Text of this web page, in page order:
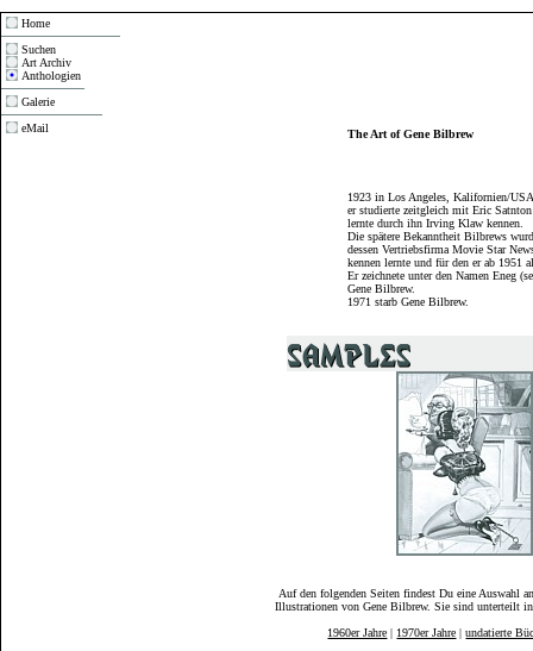
Home
Suchen
Art Archiv
Anthologien
Galerie
eMail
The Art of Gene Bilbrew
1923 in Los Angeles, Kalifornien/
er studierte zeitgleich mit Eric
lernte durch ihn Irving Klaw kennen.
Die spätere Bekanntheit Bilbrews
dessen Vertriebsfirma Movie Star
kennen lernte und für den er ab 1951
Er zeichnete unter den Namen Eneg
Gene Bilbrew.
1971 starb Gene Bilbrew.
Auf den folgenden Seiten findest Du eine Auswahl
Illustrationen von Gene Bilbrew. Sie sind unterteilt
1960er Jahre | 1970er Jahre |undatierte